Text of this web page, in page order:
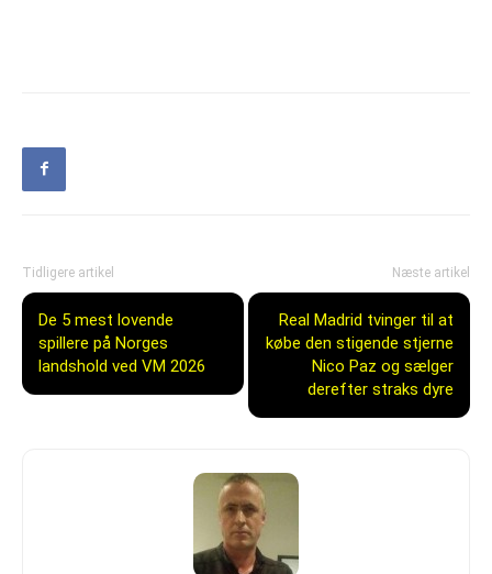
Tidligere artikel
De 5 mest lovende
spillere på Norges
landshold ved VM 2026
Næste artikel
Real Madrid tvinger til at
købe den stigende stjerne
Nico Paz og sælger
derefter straks dyre